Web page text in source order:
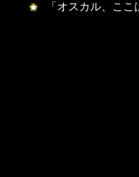
「オスカル、こ